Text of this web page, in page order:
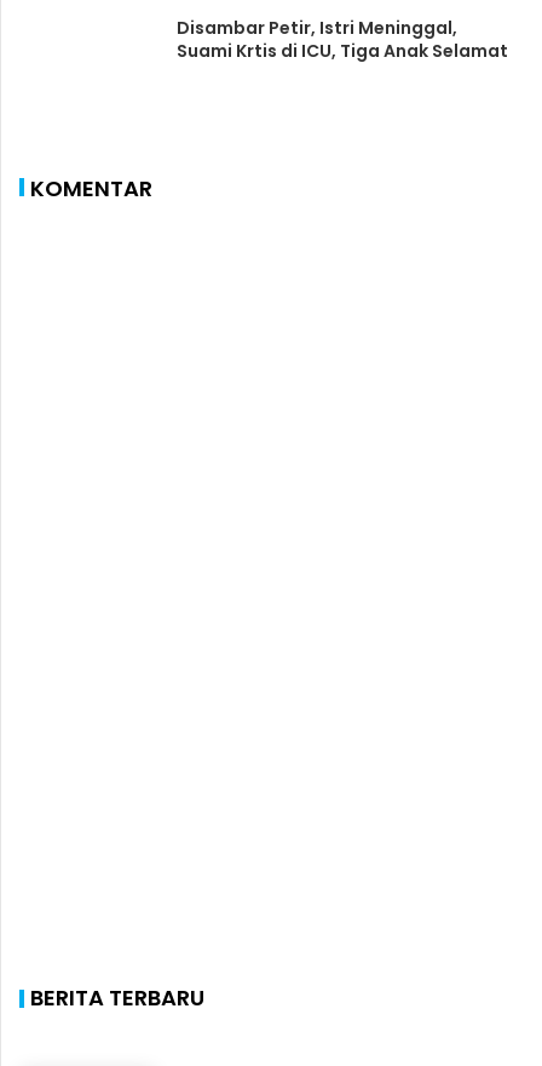
Disambar Petir, Istri Meninggal,
Suami Krtis di ICU, Tiga Anak Selamat
KOMENTAR
BERITA TERBARU